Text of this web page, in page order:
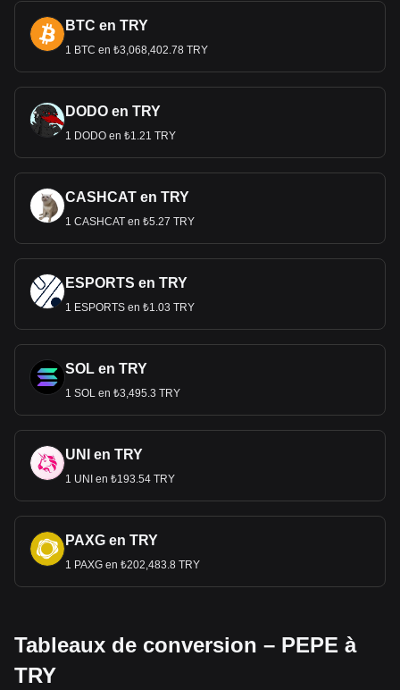
BTC en TRY
1 BTC en ₺3,068,402.78 TRY
DODO en TRY
1 DODO en ₺1.21 TRY
CASHCAT en TRY
1 CASHCAT en ₺5.27 TRY
ESPORTS en TRY
1 ESPORTS en ₺1.03 TRY
SOL en TRY
1 SOL en ₺3,495.3 TRY
UNI en TRY
1 UNI en ₺193.54 TRY
PAXG en TRY
1 PAXG en ₺202,483.8 TRY
Tableaux de conversion – PEPE à
TRY